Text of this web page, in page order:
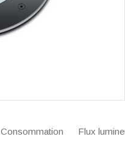
Consommation Flux